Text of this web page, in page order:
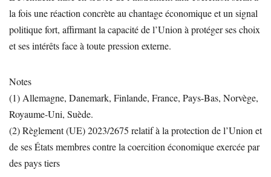
la fois une réaction concrète au chantage économique et un signal
politique fort, affirmant la capacité de l’Union à protéger ses choix
et ses intérêts face à toute pression externe.
Notes
(1) Allemagne, Danemark, Finlande, France, Pays-Bas, Norvège,
Royaume-Uni, Suède.
(2) Règlement (UE) 2023/2675 relatif à la protection de l’Union et
de ses États membres contre la coercition économique exercée par
des pays tiers